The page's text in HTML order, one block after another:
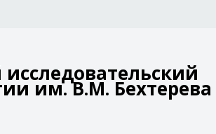
им. В.М. Бехтерева